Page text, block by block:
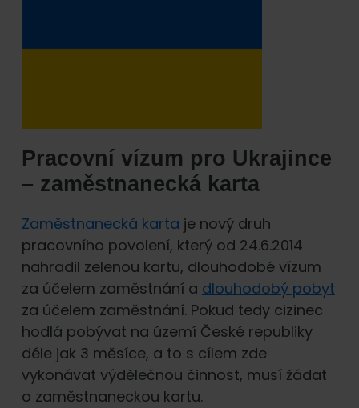
Pracovní vízum pro Ukrajince
– zaměstnanecká karta
Zaměstnanecká karta je nový druh
pracovního povolení, který od 24.6.2014
nahradil zelenou kartu, dlouhodobé vízum
za účelem zaměstnání a dlouhodobý pobyt
za účelem zaměstnání. Pokud tedy cizinec
hodlá pobývat na území České republiky
déle jak 3 měsíce, a to s cílem zde
vykonávat výdělečnou činnost, musí žádat
o zaměstnaneckou kartu.